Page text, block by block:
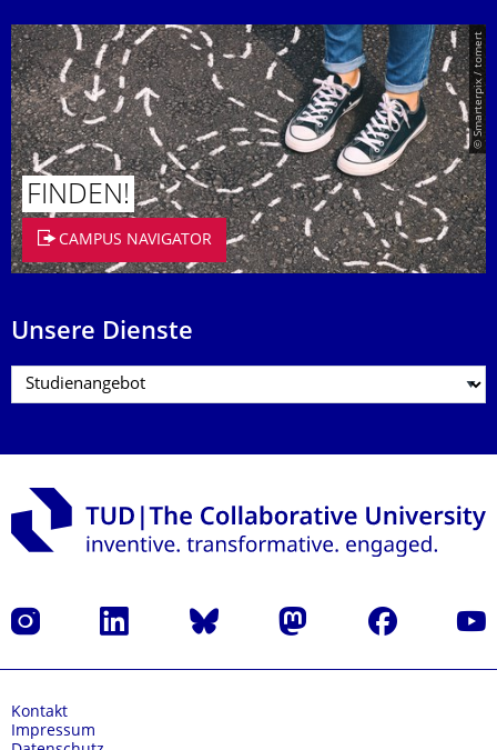
© Smarterpix / tomert
FINDEN!
CAMPUS NAVIGATOR
Unsere Dienste
Instagram LinkedIn Bluesky Mastodon Facebook
Kontakt
Impressum